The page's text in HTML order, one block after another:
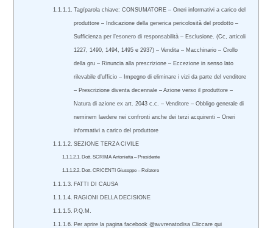
Tag/parola chiave: CONSUMATORE – Oneri informativi a carico del
produttore – Indicazione della generica pericolosità del prodotto –
Sufficienza per l’esonero di responsabilità – Esclusione. (Cc, articoli
1227, 1490, 1494, 1495 e 2937) – Vendita – Macchinario – Crollo
della gru – Rinuncia alla prescrizione – Eccezione in senso lato
rilevabile d’ufficio – Impegno di eliminare i vizi da parte del venditore
– Prescrizione diventa decennale – Azione verso il produttore –
Natura di azione ex art. 2043 c.c. – Venditore – Obbligo generale di
neminem laedere nei confronti anche dei terzi acquirenti – Oneri
informativi a carico del produttore
SEZIONE TERZA CIVILE
Dott. SCRIMA Antonietta – Presidente
Dott. CRICENTI Giuseppe – Relatore
FATTI DI CAUSA
RAGIONI DELLA DECISIONE
P.Q.M.
Per aprire la pagina facebook @avvrenatodisa Cliccare qui